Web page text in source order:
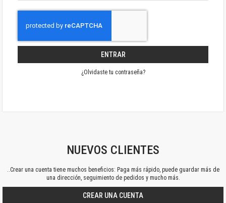
ENTRAR
¿Olvidaste tu contraseña?
NUEVOS CLIENTES
..Crear una cuenta tiene muchos beneficios: Paga más rápido, puede guardar más de
una dirección, seguimiento de pedidos y mucho más.
CREAR UNA CUENTA